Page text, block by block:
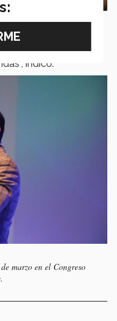
en motivación
ti mismo, tienes el
de tu motivación
indicó.
marzo en el Congreso